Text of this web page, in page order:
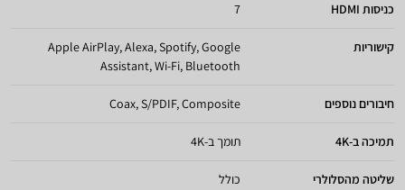
כניסות HDMI 7
קישוריות
Apple AirPlay, Alexa, Spotify, Google
Assistant, Wi-Fi, Bluetooth
חיבורים נוספים Coax, S/PDIF, Composite
תמיכה ב-4K תומך ב-4K
שליטה מהסלולרי כולל